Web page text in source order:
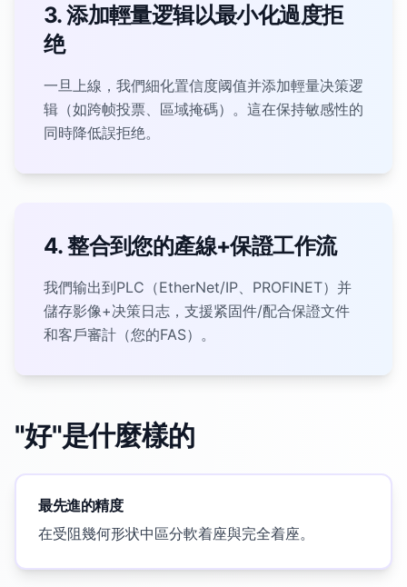
3. 添加輕量逻辑以最小化過度拒
绝
一旦上線，我們細化置信度阈值并添加輕量决策逻
辑（如跨帧投票、區域掩碼）。這在保持敏感性的
同時降低誤拒绝。
4. 整合到您的產線+保證工作流
我們输出到PLC（EtherNet/IP、PROFINET）并
儲存影像+决策日志，支援紧固件/配合保證文件
和客戶審計（您的FAS）。
"好"是什麼樣的
最先進的精度
在受阻幾何形状中區分軟着座與完全着座。